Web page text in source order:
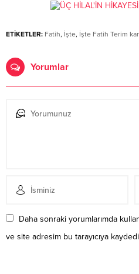
ETİKETLER: Fatih, İşte, İşte Fatih Terim
Yorumlar
Daha sonraki yorumlarımda
ve site adresim bu tarayıcıya